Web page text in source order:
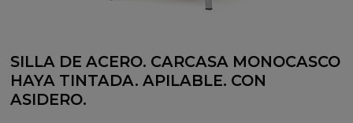
SILLA DE ACERO. CARCASA MONOCASCO
HAYA TINTADA. APILABLE. CON
ASIDERO.